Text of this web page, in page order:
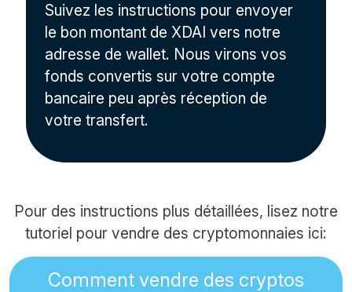
Suivez les instructions pour envoyer
le bon montant de XDAI vers notre
adresse de wallet. Nous virons vos
fonds convertis sur votre compte
bancaire peu après réception de
votre transfert.
Pour des instructions plus détaillées, lisez notre
tutoriel pour vendre des cryptomonnaies ici:
Comment vendre des cryptos